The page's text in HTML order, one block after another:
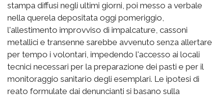
stampa diffusi negli ultimi giorni, poi messo a verbale
nella querela depositata oggi pomeriggio,
l'allestimento improvviso di impalcature, cassoni
metallici e transenne sarebbe avvenuto senza allertare
per tempo i volontari, impedendo l'accesso ai locali
tecnici necessari per la preparazione dei pasti e per il
monitoraggio sanitario degli esemplari. Le ipotesi di
reato formulate dai denuncianti si basano sulla